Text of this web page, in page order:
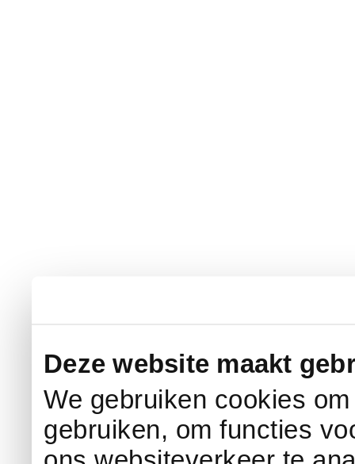
Deze website maakt
We gebruiken cookies
gebruiken, om functies